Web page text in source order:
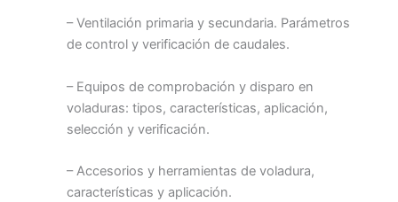
– Ventilación primaria y secundaria. Parámetros
de control y verificación de caudales.
– Equipos de comprobación y disparo en
voladuras: tipos, características, aplicación,
selección y verificación.
– Accesorios y herramientas de voladura,
características y aplicación.